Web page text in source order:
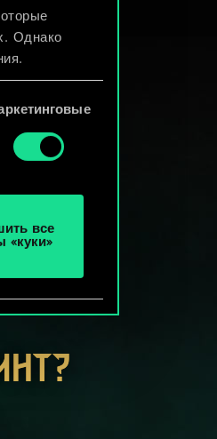
Однако
файлы
все
«куки»